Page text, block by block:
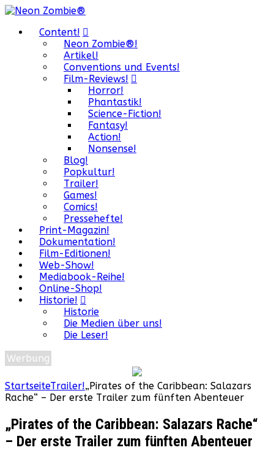
Content!
Neon Zombie®!
Artikel!
Conventions und Events!
Film-Reviews!
Horror!
Phantastik!
Science-Fiction!
Fantasy!
Action!
Nonsense!
Blog!
Popkultur!
Trailer!
Games!
Comics!
Pressehefte!
Print-Magazin!
Dokumentation!
Film-Editionen!
Web-Show!
Mediabook-Reihe!
Online-Shop!
Historie!
Historie
Die Medien über uns!
Die Leser!
Werbung
StartseiteTrailer!„Pirates of the Caribbean: Salazars
Rache“ – Der erste Trailer zum fünften Abenteuer
„Pirates of the Caribbean: Salazars Rache“
– Der erste Trailer zum fünften Abenteuer